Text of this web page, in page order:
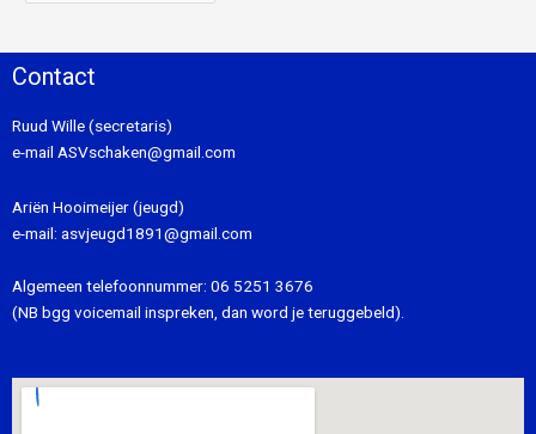
Contact
Ruud Wille (secretaris)
e-mail ASVschaken@gmail.com
Ariën Hooimeijer (jeugd)
e-mail: asvjeugd1891@gmail.com
Algemeen telefoonnummer: 06 5251 3676
(NB bgg voicemail inspreken, dan word je teruggebeld).